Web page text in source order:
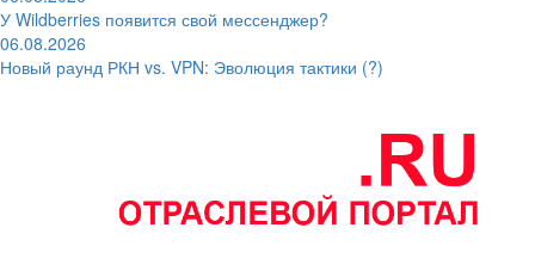
У Wildberries появится свой мессенджер?
06.08.2026
Новый раунд РКН vs. VPN: Эволюция тактики (?)